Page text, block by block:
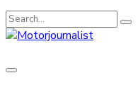
Search
for: